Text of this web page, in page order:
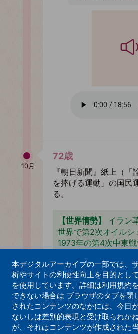
10月
72歳
『朝日新聞』紙上（
を捧げる運動」の国民
る。
【世界情勢】
イラン
世界で第2次オイルシ
1973年の第4次中東
ネルギーの活用の模
術の研究開発の契機
【世界情勢】ウィー
談で、SALTII（第二
約）が調印される。
本デジタルアーカイブの一部では、
析やサイトの利便性向上を目的とし
を使用しています。詳細は利用規約
できない場合は ブラウザのタブを閉
されたコンテンツのなかには、今日
ないしは差別的表現と受け取られか
が、それはコンテンツが作成された